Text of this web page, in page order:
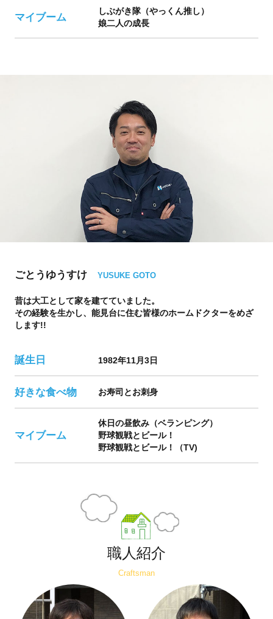
マイブーム
しぶがき隊（やっくん推し）
娘二人の成長
ごとうゆうすけ YUSUKE GOTO
昔は大工として家を建てていました。
その経験を生かし、能見台に住む皆様のホームドクターをめざ
します!!
誕生日 1982年11月3日
好きな食べ物 お寿司とお刺身
マイブーム
休日の昼飲み（ベランピング）
野球観戦とビール！
野球観戦とビール！（TV)
職人紹介
Craftsman